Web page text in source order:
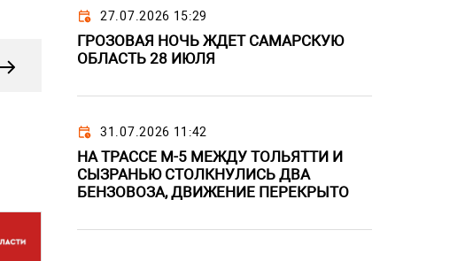
27.07.2026 15:29
ГРОЗОВАЯ НОЧЬ ЖДЕТ САМАРСКУЮ
ОБЛАСТЬ 28 ИЮЛЯ
31.07.2026 11:42
НА ТРАССЕ М-5 МЕЖДУ ТОЛЬЯТТИ И
СЫЗРАНЬЮ СТОЛКНУЛИСЬ ДВА
БЕНЗОВОЗА, ДВИЖЕНИЕ ПЕРЕКРЫТО